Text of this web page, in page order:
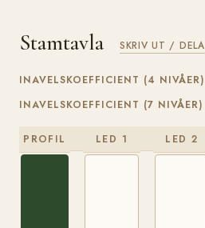
Stamtavla SKRIV UT / DELA
INAVELSKOEFFICIENT (4 NIVÅER)
INAVELSKOEFFICIENT (7 NIVÅER)
PROFIL LED 1 LED 2